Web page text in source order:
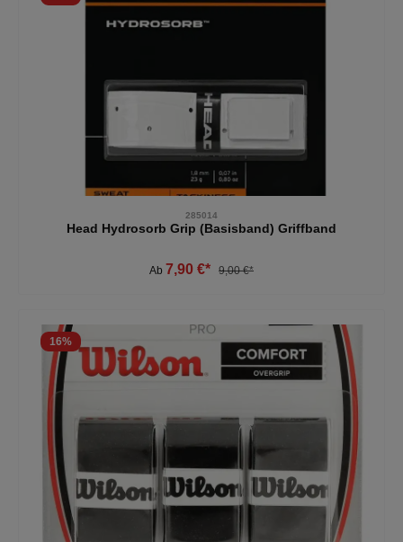
285014
Head Hydrosorb Grip (Basisband) Griffband
Ab 7,90 €* 9,00 €*
16%